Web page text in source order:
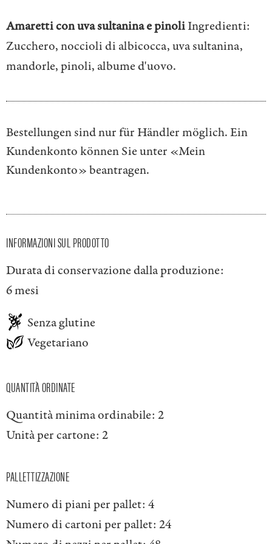
Amaretti con uva sultanina e pinoliIngredienti:
Zucchero, noccioli di albicocca, uva sultanina,
mandorle, pinoli, albume d'uovo.
Bestellungen sind nur für Händler möglich. Ein
Kundenkonto können Sie unter «Mein
Kundenkonto»beantragen.
INFORMAZIONI SUL PRODOTTO
Durata di conservazione dalla produzione:
6 mesi
Senza glutine
Vegetariano
QUANTITÀ ORDINATE
Quantità minima ordinabile: 2
Unità per cartone: 2
PALLETTIZZAZIONE
Numero di piani per pallet: 4
Numero di cartoni per pallet: 24